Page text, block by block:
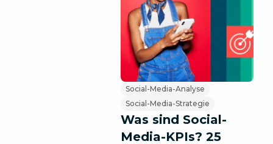
Social-Media-Analyse
Social-Media-Strategie
Was sind Social-
Media-KPIs? 25